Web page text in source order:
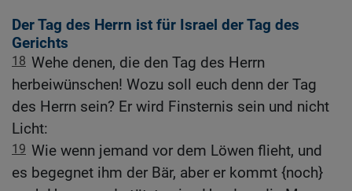
Der Tag des Herrn ist für Israel der Tag des
Gerichts
18 Wehe denen, die den Tag des Herrn
herbeiwünschen! Wozu soll euch denn der Tag
des Herrn sein? Er wird Finsternis sein und nicht
Licht:
19 Wie wenn jemand vor dem Löwen flieht, und
es begegnet ihm der Bär, aber er kommt {noch}